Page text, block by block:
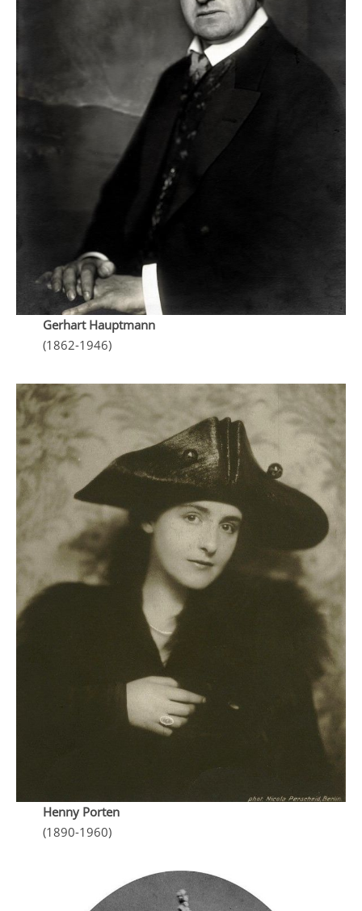
Gerhart Hauptmann
(1862-1946)
Henny Porten
(1890-1960)